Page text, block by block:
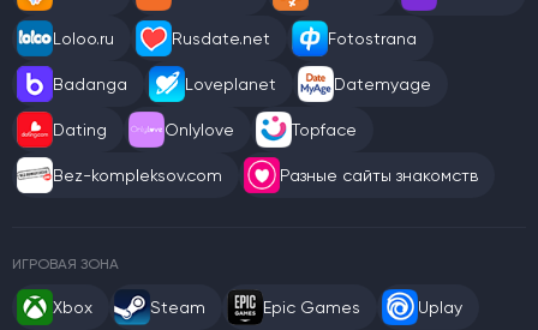
Loloo.ru Rusdate.net Fotostrana
Badanga Loveplanet Datemyage
Dating Onlylove Topface
Bez-kompleksov.com Разные сайты знакомств
ИГРОВАЯ ЗОНА
Xbox Steam Epic Games Uplay